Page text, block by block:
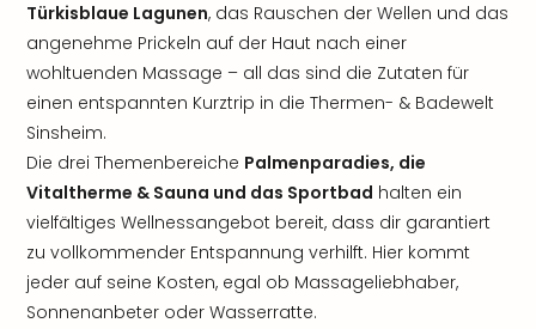
Türkisblaue Lagunen, das Rauschen der Wellen und das
angenehme Prickeln auf der Haut nach einer
wohltuenden Massage – all das sind die Zutaten für
einen entspannten Kurztrip in die Thermen- & Badewelt
Sinsheim.
Die drei Themenbereiche Palmenparadies, die
Vitaltherme & Sauna und das Sportbad halten ein
vielfältiges Wellnessangebot bereit, dass dir garantiert
zu vollkommender Entspannung verhilft. Hier kommt
jeder auf seine Kosten, egal ob Massageliebhaber,
Sonnenanbeter oder Wasserratte.